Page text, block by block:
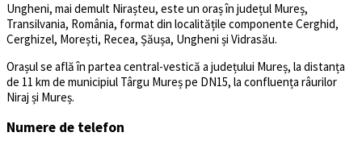
Ungheni, mai demult Nirașteu, este un oraș în județul Mureș,
Transilvania, România, format din localitățile componente Cerghid,
Cerghizel, Morești, Recea, Șăușa, Ungheni și Vidrasău.
Orașul se află în partea central-vestică a județului Mureș, la distanța
de 11 km de municipiul Târgu Mureș pe DN15, la confluența râurilor
Niraj și Mureș.
Numere de telefon